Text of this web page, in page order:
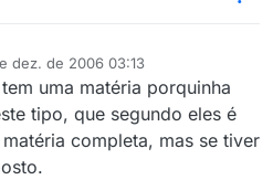
dez. de 2006 03:13
uma matéria porquinha
tipo, que segundo eles é
completa, mas se tiver